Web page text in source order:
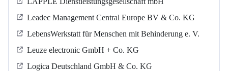
Leadec Management Central Europe BV & Co. KG
LebensWerkstatt für Menschen mit Behinderung e. V.
Leuze electronic GmbH + Co. KG
Logica Deutschland GmbH & Co. KG